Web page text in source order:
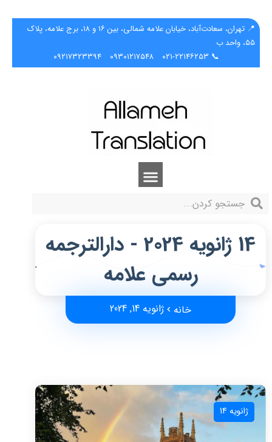
📍 تهران، سعادت‌آباد، خیابان علامه شمالی، بین ۱۶ و ۱۸، برج علامه، پلاک
۵۵، واحد ب
📞 ۰۲۱-۲۲۱۴۶۲۵۳
۰۹۳۰۱۲۱۷۵۴۸ ۰۹۲۱۷۳۲۳۳۹۴
14 ژانویه 2024 - دارالترجمه
رسمی علامه
خانه ژانویه 14, 2024
ژانویه 14